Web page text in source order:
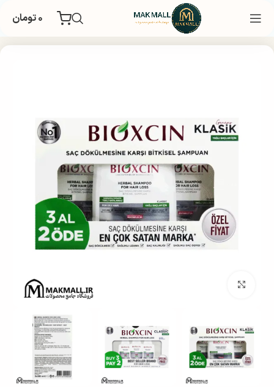
۰تومان
مراقبت و زیبایی مو